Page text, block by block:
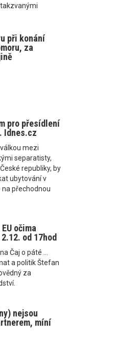
při konání
za
pro přesídlení
Idnes.cz
mezi
separatisty,
republiky, by
ubytování v
přechodnou
očima
od 17hod
Čaj o páté ...
a politik Štefan
za
nejsou
míní